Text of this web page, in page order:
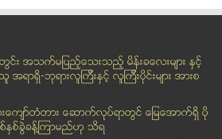
ာင္မ်ား ဆႏၵျပမည့္ရက္ တစ္ရက္ေနာ...
ျပင္ဆင္ခ်က္တြင္ ဗဟိုအစိုးရ လုပ္ပိုင...
က္ျဖဴတြင္ အမ်ဳိးသမီး ၁၇ ဦး ေသဆုံး
ဆံုးေသာ လူနာ မိသားစု ဓာတ္ေလွကားတပ္...
လံုျခံုေရးကို ပံုစံ အမ်ိုးမ်ိ...
ြင္း အသက္မျပည့္ေသးသည့္ မိန္းခေလးမ်ား နွင့္
ရာရွိ-ဘုရားလူၾကီးနွင့္ လူၾကီးပိုင္းမ်ား အားစ
ခံုးေက်ာ္တံတား ေဆာက္လုပ္ရာတြင္ ေျမေအာက္ရွိ ပို
စ္ခြဲခန္႔ၾကာမည္ဟု သိရ